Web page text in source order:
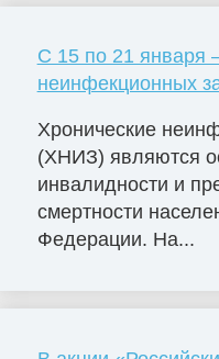
С 15 по 21 января
неинфекционных
Хронические
(ХНИЗ) являются
инвалидности и
смертности
Федерации. На...